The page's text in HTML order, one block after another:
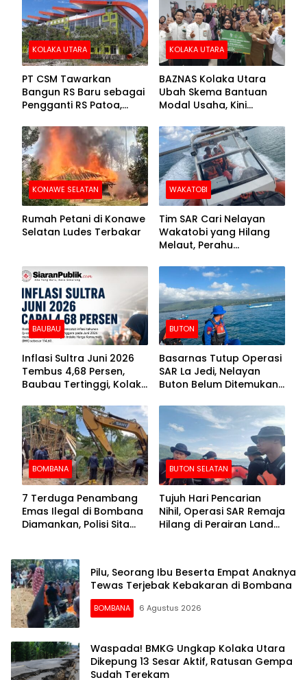
KOLAKA UTARA
PT CSM Tawarkan
Bangun RS Baru sebagai
Pengganti RS Patoa,
Kolut
KOLAKA UTARA
BAZNAS Kolaka Utara
Ubah Skema Bantuan
Modal Usaha, Kini
Barang Senilai Rp419,5
Juta
KONAWE SELATAN
Rumah Petani di Konawe
Selatan Ludes Terbakar
WAKATOBI
Tim SAR Cari Nelayan
Wakatobi yang Hilang
Melaut, Perahu
Kemasukan Air
BAUBAU
Inflasi Sultra Juni 2026
Tembus 4,68 Persen,
Baubau Tertinggi, Kolaka
BUTON
Basarnas Tutup Operasi
SAR La Jedi, Nelayan
Buton Belum Ditemukan
BOMBANA
7 Terduga Penambang
Emas Ilegal di Bombana
Diamankan, Polisi Sita
BUTON SELATAN
Tujuh Hari Pencarian
Nihil, Operasi SAR Remaja
Hilang di Perairan Lande
Pilu, Seorang Ibu Beserta Empat Anaknya
Tewas Terjebak Kebakaran di Bombana
BOMBANA 6 Agustus 2026
Waspada! BMKG Ungkap Kolaka Utara
Dikepung 13 Sesar Aktif, Ratusan Gempa
Sudah Terekam